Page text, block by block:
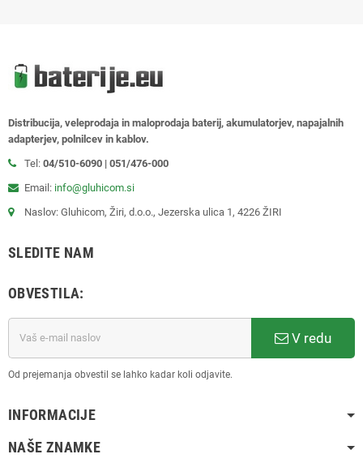
Distribucija, veleprodaja in maloprodaja baterij, akumulatorjev, napajalnih
adapterjev, polnilcev in kablov.
Tel: 04/510-6090 | 051/476-000
Email: info@gluhicom.si
Naslov: Gluhicom, Žiri, d.o.o., Jezerska ulica 1, 4226 ŽIRI
SLEDITE NAM
OBVESTILA:
V redu
Od prejemanja obvestil se lahko kadar koli odjavite.
INFORMACIJE
NAŠE ZNAMKE